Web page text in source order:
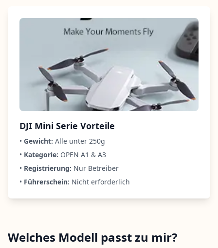
DJI Mini Serie Vorteile
• Gewicht: Alle unter 250g
• Kategorie: OPEN A1 & A3
• Registrierung: Nur Betreiber
• Führerschein: Nicht erforderlich
Welches Modell passt zu mir?